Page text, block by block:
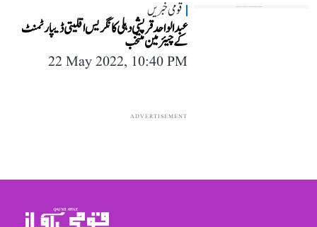
قومی خبریں
عبدالواحد قریشی دہلی کانگریس اقلیتی ڈیپارٹمنٹ
کے چیئرمین منتخب
22 May 2022, 10:40 PM
ADVERTISEMENT